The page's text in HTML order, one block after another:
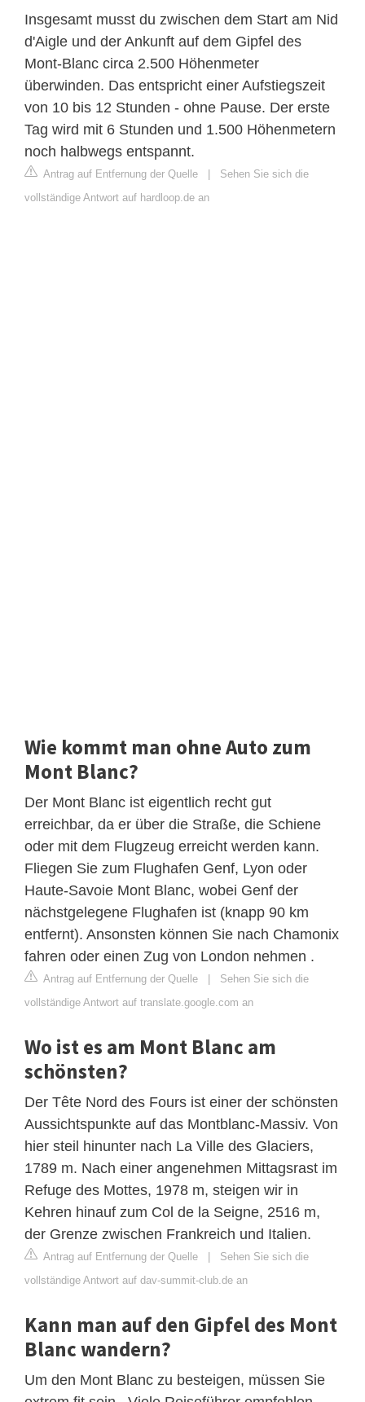
Insgesamt musst du zwischen dem Start am Nid
d'Aigle und der Ankunft auf dem Gipfel des
Mont-Blanc circa 2.500 Höhenmeter
überwinden. Das entspricht einer Aufstiegszeit
von 10 bis 12 Stunden - ohne Pause. Der erste
Tag wird mit 6 Stunden und 1.500 Höhenmetern
noch halbwegs entspannt.
Antrag auf Entfernung der Quelle | Sehen Sie sich die
vollständige Antwort auf hardloop.de an
Wie kommt man ohne Auto zum
Mont Blanc?
Der Mont Blanc ist eigentlich recht gut
erreichbar, da er über die Straße, die Schiene
oder mit dem Flugzeug erreicht werden kann.
Fliegen Sie zum Flughafen Genf, Lyon oder
Haute-Savoie Mont Blanc, wobei Genf der
nächstgelegene Flughafen ist (knapp 90 km
entfernt). Ansonsten können Sie nach Chamonix
fahren oder einen Zug von London nehmen .
Antrag auf Entfernung der Quelle | Sehen Sie sich die
vollständige Antwort auf translate.google.com an
Wo ist es am Mont Blanc am
schönsten?
Der Tête Nord des Fours ist einer der schönsten
Aussichtspunkte auf das Montblanc-Massiv. Von
hier steil hinunter nach La Ville des Glaciers,
1789 m. Nach einer angenehmen Mittagsrast im
Refuge des Mottes, 1978 m, steigen wir in
Kehren hinauf zum Col de la Seigne, 2516 m,
der Grenze zwischen Frankreich und Italien.
Antrag auf Entfernung der Quelle | Sehen Sie sich die
vollständige Antwort auf dav-summit-club.de an
Kann man auf den Gipfel des Mont
Blanc wandern?
Um den Mont Blanc zu besteigen, müssen Sie